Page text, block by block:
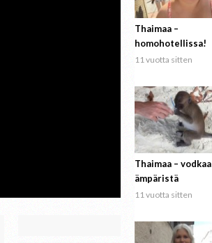
Thaimaa –
homohotellissa!
11 vuotta sitten
Thaimaa – vodkaa
ämpäristä
11 vuotta sitten